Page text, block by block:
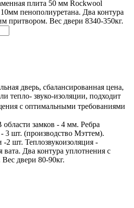
плита 50 мм Rockwool
пенополиуретана. Два контура
притвором. Вес двери 8340-350кг.
дверь, сбалансированная цена,
тепло- звуко-изоляции, подходит
с оптимальными требованиями
замков - 4 мм. Ребра
3 шт. (производство Мэттем).
шт. Теплозвукоизоляция -
вата. Два контура уплотнения с
двери 80-90кг.